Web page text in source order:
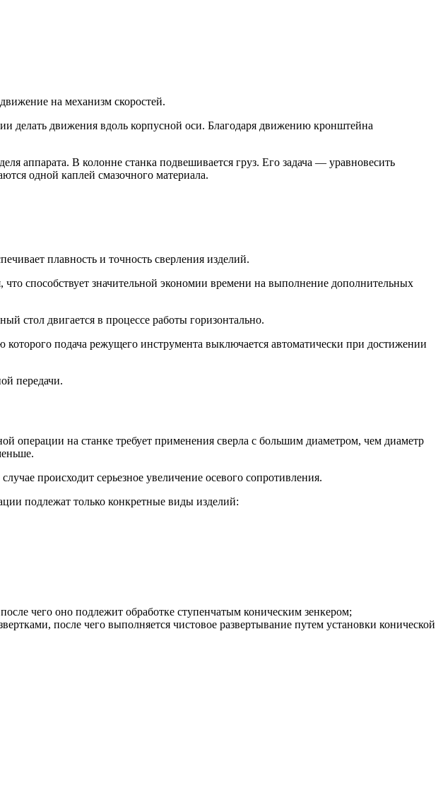
на механизм скоростей.
делать движения вдоль корпусной оси. Благодаря движению кронштейна
аппарата. В колонне станка подвешивается груз. Его задача — уравновесить
одной каплей смазочного материала.
плавность и точность сверления изделий.
способствует значительной экономии времени на выполнение дополнительных
стол двигается в процессе работы горизонтально.
подача режущего инструмента выключается автоматически при достижении
передачи.
операции на станке требует применения сверла с большим диаметром, чем диаметр
происходит серьезное увеличение осевого сопротивления.
подлежат только конкретные виды изделий:
чего оно подлежит обработке ступенчатым коническим зенкером;
после чего выполняется чистовое развертывание путем установки конической